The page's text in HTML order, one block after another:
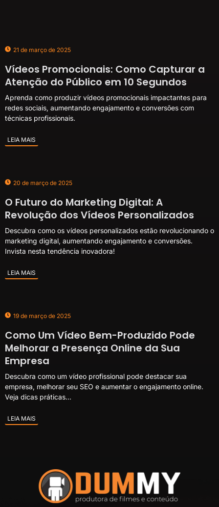
21 de março de 2025
Vídeos Promocionais: Como Capturar a
Atenção do Público em 10 Segundos
Aprenda como produzir vídeos promocionais impactantes para
redes sociais, aumentando engajamento e conversões com
técnicas profissionais.
LEIA MAIS
20 de março de 2025
O Futuro do Marketing Digital: A
Revolução dos Vídeos Personalizados
Descubra como os vídeos personalizados estão revolucionando o
marketing digital, aumentando engajamento e conversões.
Invista nesta tendência inovadora!
LEIA MAIS
19 de março de 2025
Como Um Vídeo Bem-Produzido Pode
Melhorar a Presença Online da Sua
Empresa
Descubra como um vídeo profissional pode destacar sua
empresa, melhorar seu SEO e aumentar o engajamento online.
Veja dicas práticas...
LEIA MAIS